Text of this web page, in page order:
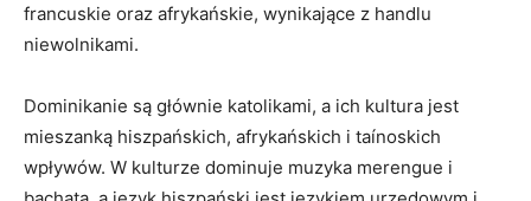
francuskie oraz afrykańskie, wynikające z handlu
niewolnikami.
Dominikanie są głównie katolikami, a ich kultura jest
mieszanką hiszpańskich, afrykańskich i taínoskich
wpływów. W kulturze dominuje muzyka merengue i